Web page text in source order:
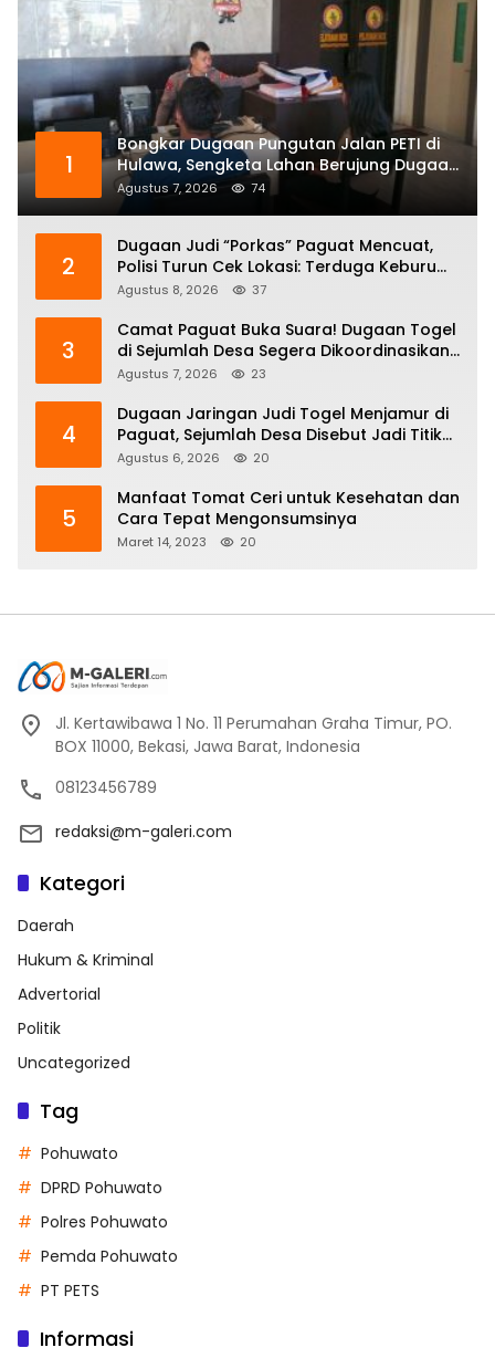
1
Bongkar Dugaan Pungutan Jalan PETI di
Hulawa, Sengketa Lahan Berujung Dugaan
Pengeroyokan
Agustus 7, 2026 74
2
Dugaan Judi “Porkas” Paguat Mencuat,
Polisi Turun Cek Lokasi: Terduga Keburu
Menghilang
Agustus 8, 2026 37
3
Camat Paguat Buka Suara! Dugaan Togel
di Sejumlah Desa Segera Dikoordinasikan
ke Polisi
Agustus 7, 2026 23
4
Dugaan Jaringan Judi Togel Menjamur di
Paguat, Sejumlah Desa Disebut Jadi Titik
Operasi
Agustus 6, 2026 20
5
Manfaat Tomat Ceri untuk Kesehatan dan
Cara Tepat Mengonsumsinya
Maret 14, 2023 20
Jl. Kertawibawa 1 No. 11 Perumahan Graha Timur, PO.
BOX 11000, Bekasi, Jawa Barat, Indonesia
08123456789
redaksi@m-galeri.com
Kategori
Daerah
Hukum & Kriminal
Advertorial
Politik
Uncategorized
Tag
Pohuwato
DPRD Pohuwato
Polres Pohuwato
Pemda Pohuwato
PT PETS
Informasi